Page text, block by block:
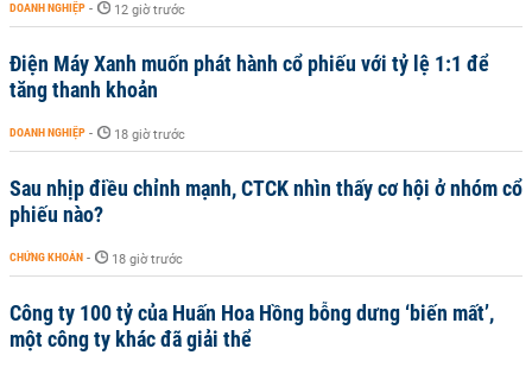
DOANH NGHIỆP - 12 giờ trước
Điện Máy Xanh muốn phát hành cổ phiếu với tỷ lệ 1:1 để
tăng thanh khoản
DOANH NGHIỆP - 18 giờ trước
Sau nhịp điều chỉnh mạnh, CTCK nhìn thấy cơ hội ở nhóm cổ
phiếu nào?
CHỨNG KHOÁN - 18 giờ trước
Công ty 100 tỷ của Huấn Hoa Hồng bỗng dưng ‘biến mất’,
một công ty khác đã giải thể